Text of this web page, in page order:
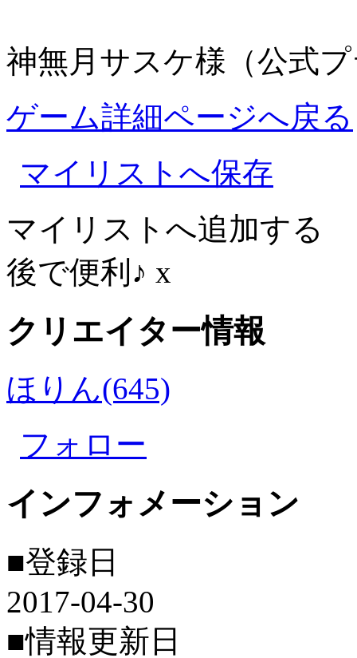
神無月サスケ様（公式
ゲーム詳細ページへ戻る
マイリストへ保存
マイリストへ追加する
後で便利♪ x
クリエイター情報
ほりん(645)
フォロー
インフォメーション
■登録日
2017-04-30
■情報更新日